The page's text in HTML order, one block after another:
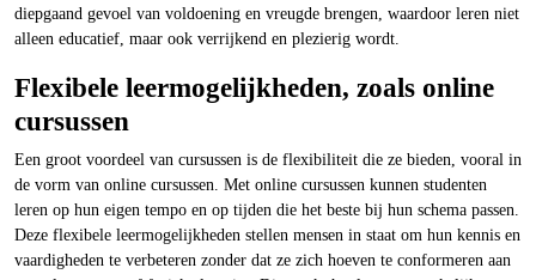
diepgaand gevoel van voldoening en vreugde brengen, waardoor leren niet
alleen educatief, maar ook verrijkend en plezierig wordt.
Flexibele leermogelijkheden, zoals online
cursussen
Een groot voordeel van cursussen is de flexibiliteit die ze bieden, vooral in
de vorm van online cursussen. Met online cursussen kunnen studenten
leren op hun eigen tempo en op tijden die het beste bij hun schema passen.
Deze flexibele leermogelijkheden stellen mensen in staat om hun kennis en
vaardigheden te verbeteren zonder dat ze zich hoeven te conformeren aan